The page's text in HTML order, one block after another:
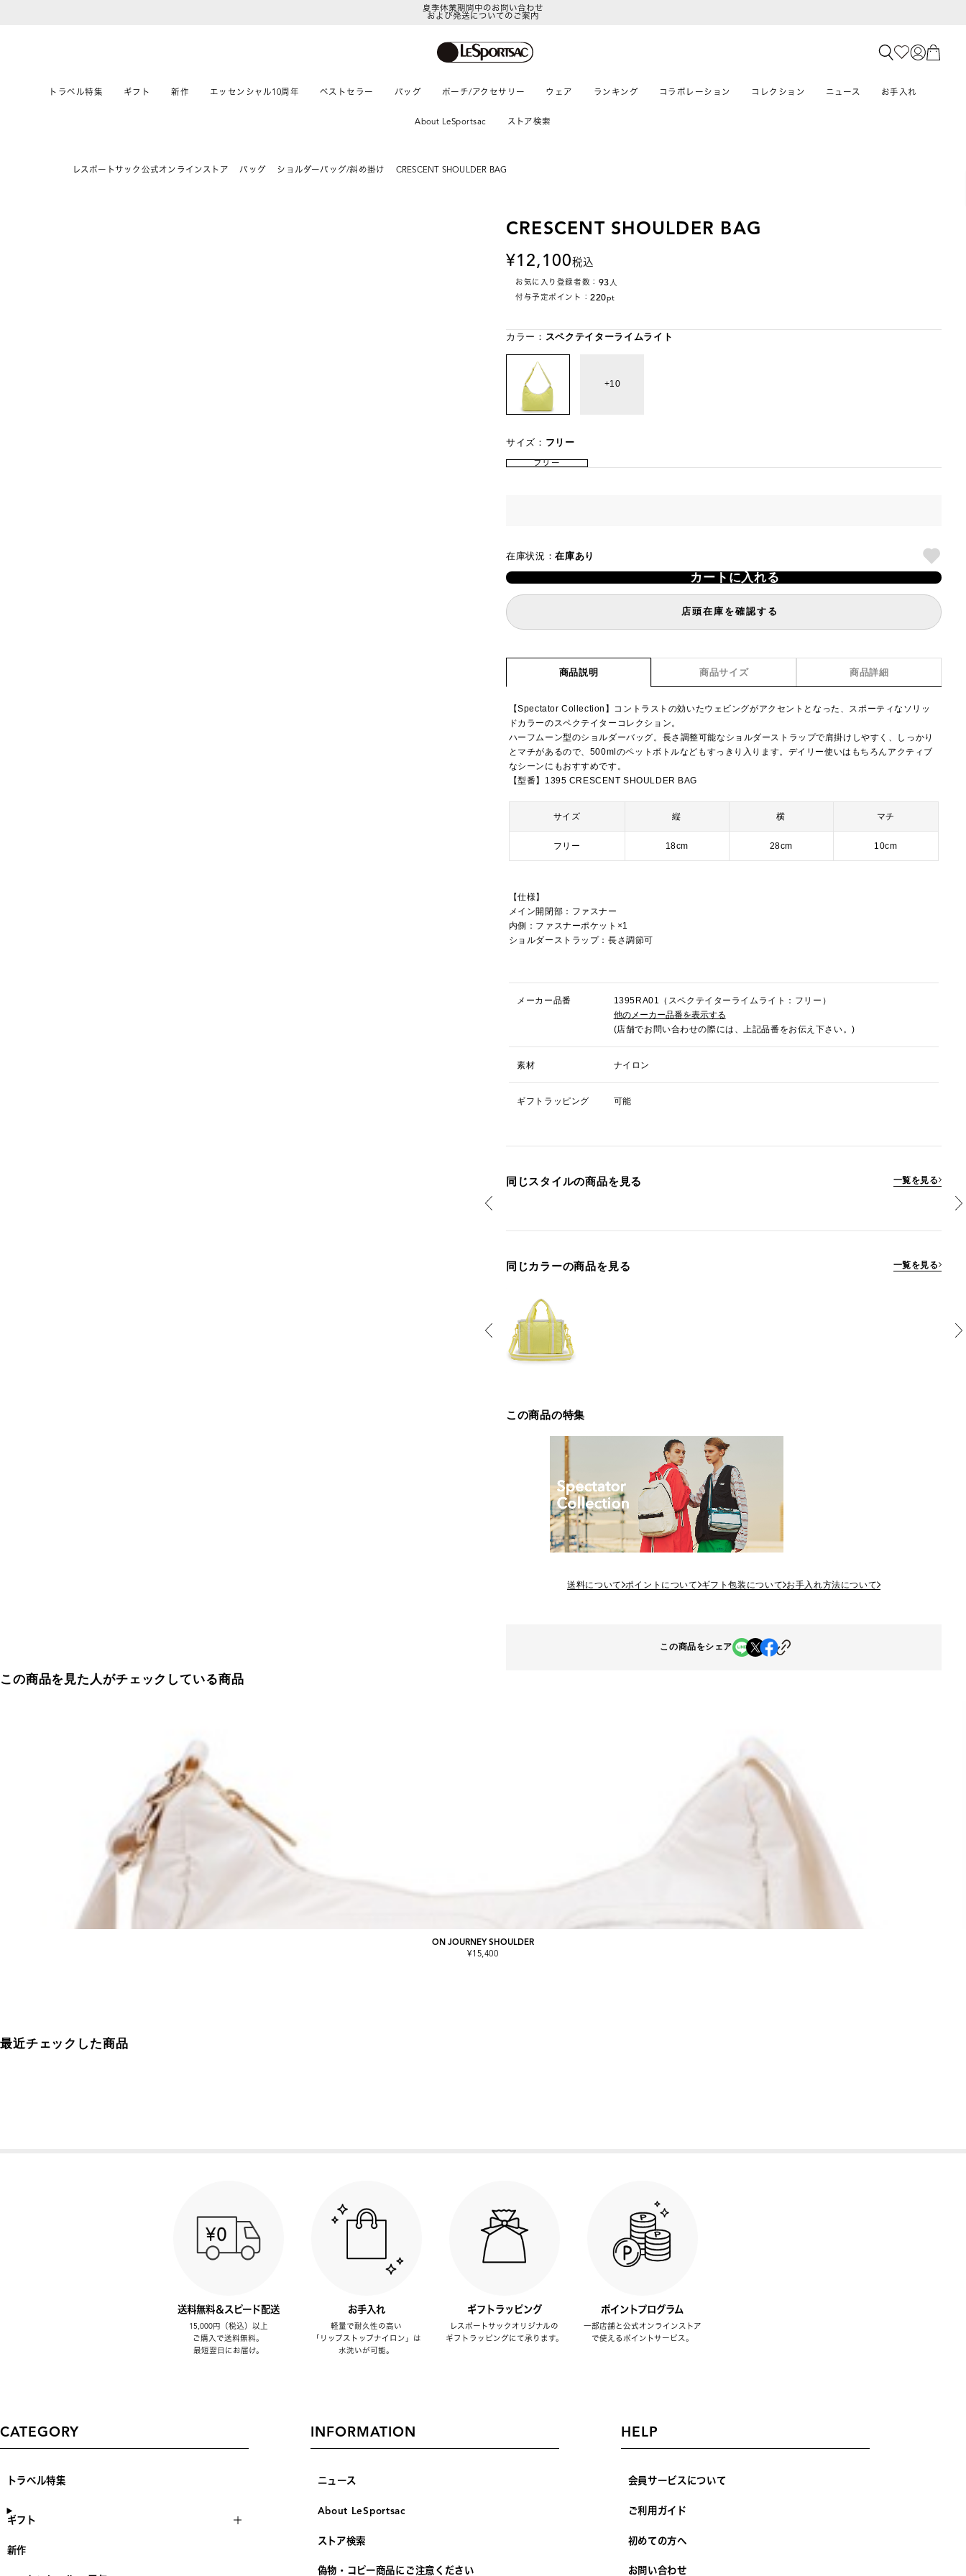
夏季休業期間中のお問い合わせ
および発送についてのご案内
トラベル特集 ギフト 新作 エッセンシャル10周年 ベストセラー バッグ ポーチ/アクセサリー ウェア ランキング コラボレーション コレクション ニュース お手入れ
About LeSportsac ストア検索
レスポートサック公式オンラインストア バッグ ショルダーバッグ/斜め掛け CRESCENT SHOULDER BAG
CRESCENT SHOULDER BAG
12,100税込
お気に入り登録者数： 93人
付与予定ポイント：220pt
カラー： スペクテイターライムライト
10
サイズ： フリー
フリー
在庫状況：在庫あり
カートに入れる
店頭在庫を確認する
商品説明 商品サイズ 商品詳細
【Spectator Collection】コントラストの効いたウェビングがアクセントとなった、スポーティなソリッ
ドカラーのスペクテイターコレクション。
ハーフムーン型のショルダーバッグ。長さ調整可能なショルダーストラップで肩掛けしやすく、しっかり
とマチがあるので、500mlのペットボトルなどもすっきり入ります。デイリー使いはもちろんアクティブ
なシーンにもおすすめです。
【型番】1395 CRESCENT SHOULDER BAG
サイズ 縦 横 マチ
フリー 18cm 28cm 10cm
【仕様】
メイン開閉部：ファスナー
内側：ファスナーポケット×1
ショルダーストラップ：長さ調節可
メーカー品番
1395RA01（スペクテイターライムライト：フリー）
他のメーカー品番を表示する
(店舗でお問い合わせの際には、上記品番をお伝え下さい。)
素材 ナイロン
ギフトラッピング 可能
同じスタイルの商品を見る 一覧を見る
同じカラーの商品を見る 一覧を見る
この商品の特集
送料について ポイントについて ギフト包装について お手入れ方法について
この商品をシェア
この商品を見た人がチェックしている商品
ON JOURNEY SHOULDER
¥15,400
最近チェックした商品
送料無料＆スピード配送
15,000円（税込）以上
ご購入で送料無料。
最短翌日にお届け。
お手入れ
軽量で耐久性の高い
「リップストップナイロン」は
水洗いが可能。
ギフトラッピング
レスポートサックオリジナルの
ギフトラッピングにて承ります。
ポイントプログラム
一部店舗と公式オンラインストア
で使えるポイントサービス。
CATEGORY
トラベル特集
ギフト
新作
INFORMATION
ニュース
About LeSportsac
ストア検索
偽物・コピー商品にご注意ください
HELP
会員サービスについて
ご利用ガイド
初めての方へ
お問い合わせ